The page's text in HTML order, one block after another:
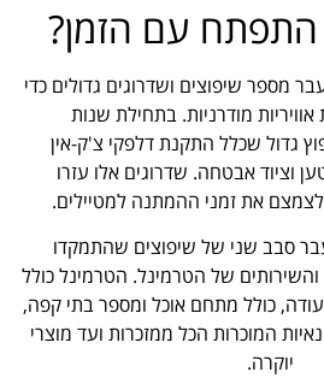
השנים, טרמינל 1 עבר מספר שיפוצים ושדרוגים גדולים כדי
מודרניות. בתחילת שנות
שיפוץ גדול שכלל התקנת דלפקי צ'ק-אין
וציוד אבטחה. שדרוגים אלו עזרו
את זמני ההמתנה למטיילים.
טרמינל 1 עבר סבב שני של שיפוצים שהתמקדו
של הטרמינל. הטרמינל כולל
כולל מתחם אוכל ומספר בתי קפה,
המוכרות הכל ממזכרות ועד מוצרי
יוקרה.